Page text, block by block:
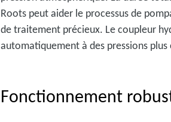
Roots peut aider le processus de
de traitement précieux. Le coupleur
automatiquement à des pressions
Fonctionnement